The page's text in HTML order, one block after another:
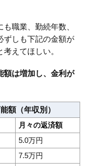
職業、勤続年数、
ずしも下記の金額が
えてほしい。
額は増加し、金利が
額（年収別）
月々の返済額
5.0万円
7.5万円